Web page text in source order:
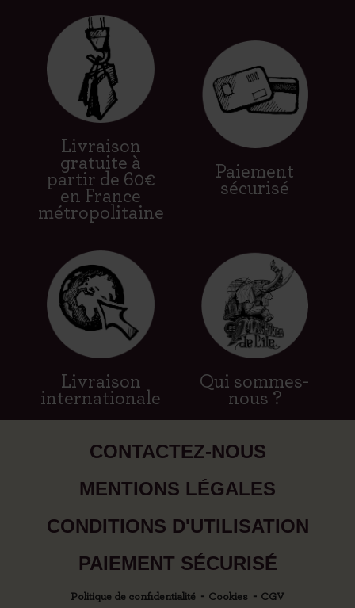
Livraison
gratuite à
partir de 60€
en France
métropolitaine
Paiement
sécurisé
Livraison
internationale
Qui sommes-
nous ?
CONTACTEZ-NOUS
MENTIONS LÉGALES
CONDITIONS D'UTILISATION
PAIEMENT SÉCURISÉ
Politique de confidentialité Cookies CGV